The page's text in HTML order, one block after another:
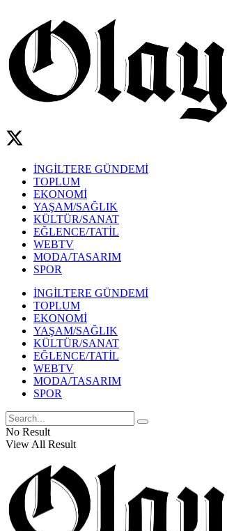
İNGİLTERE GÜNDEMİ
TOPLUM
EKONOMİ
YAŞAM/SAĞLIK
KÜLTÜR/SANAT
EĞLENCE/TATİL
WEBTV
MODA/TASARIM
SPOR
İNGİLTERE GÜNDEMİ
TOPLUM
EKONOMİ
YAŞAM/SAĞLIK
KÜLTÜR/SANAT
EĞLENCE/TATİL
WEBTV
MODA/TASARIM
SPOR
No Result
View All Result